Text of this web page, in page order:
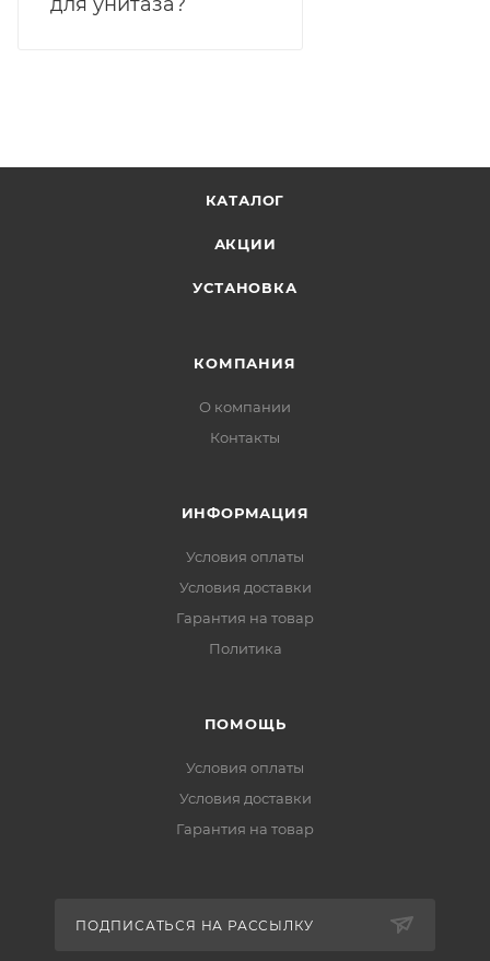
для унитаза?
КАТАЛОГ
АКЦИИ
УСТАНОВКА
КОМПАНИЯ
О компании
Контакты
ИНФОРМАЦИЯ
Условия оплаты
Условия доставки
Гарантия на товар
Политика
ПОМОЩЬ
Условия оплаты
Условия доставки
Гарантия на товар
ПОДПИСАТЬСЯ НА РАССЫЛКУ